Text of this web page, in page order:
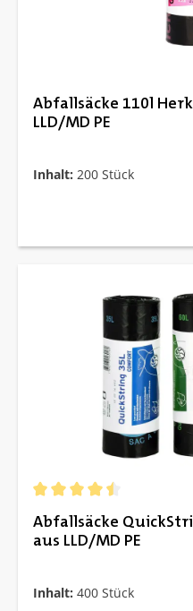
Abfallsäcke 110l
LLD/MD PE
Inhalt: 200 Stück
Abfallsäcke
aus LLD/MD PE
Inhalt: 400 Stück